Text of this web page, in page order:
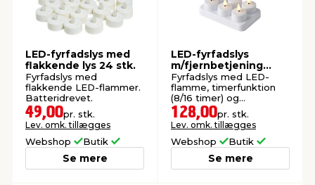
& ukrudt
& standere
& syltning
LED-fyrfadslys med
flakkende lys 24 stk.
Fyrfadslys med
flakkende LED-flammer.
Batteridrevet.
49,00pr. stk.
Lev. omk. tillægges
Webshop Butik
Se mere
LED-fyrfadslys
m/fjernbetjening
genopladelig hvid 6-
pk.
Fyrfadslys med LED-
flamme, timerfunktion
(8/16 timer) og
ladestation. Til inde.
128,00pr. stk.
Lev. omk. tillægges
Webshop Butik
Se mere